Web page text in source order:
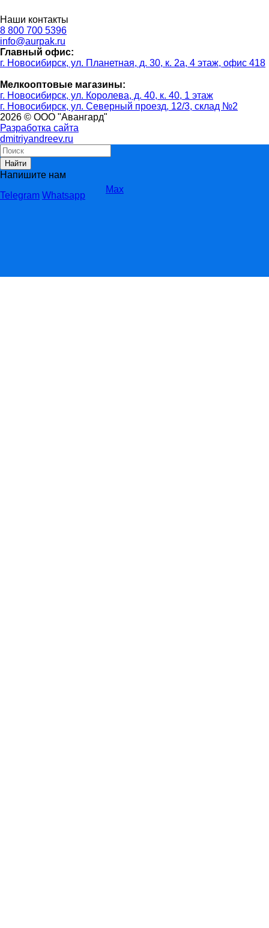
Наши контакты
8 800 700 5396
info@aurpak.ru
Главный офис:
г. Новосибирск, ул. Планетная, д. 30, к. 2а, 4 этаж, офис 418
Мелкооптовые магазины:
г. Новосибирск, ул. Королева, д. 40, к. 40, 1 этаж
г. Новосибирск, ул. Северный проезд, 12/3, ​склад №2
2026 © ООО "Авангард"
Разработка сайта
dmitriyandreev.ru
Найти
Напишите нам
Telegram Whatsapp
Max